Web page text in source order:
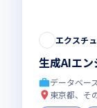
エクスチ
生成AIエ
データベー
東京都、そ